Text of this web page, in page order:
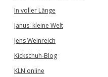
In voller Länge
Janus' kleine Welt
Jens Weinreich
Kickschuh-Blog
KLN online